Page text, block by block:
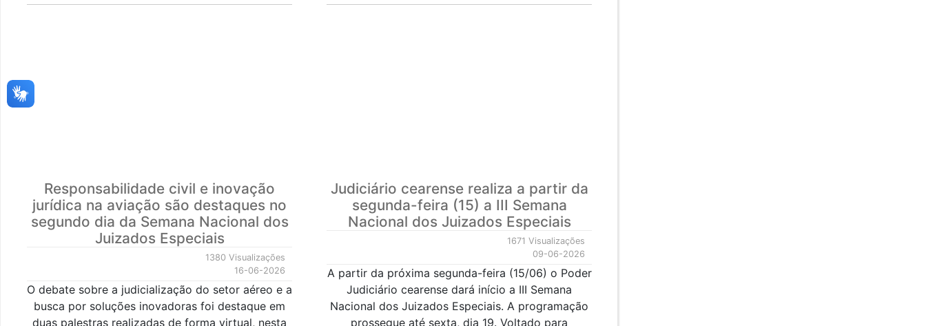
Responsabilidade civil e inovação
jurídica na aviação são destaques no
segundo dia da Semana Nacional dos
Juizados Especiais
1380 Visualizações
16-06-2026
O debate sobre a judicialização do setor aéreo e a
busca por soluções inovadoras foi destaque em
duas palestras realizadas de forma virtual, nesta
Judiciário cearense realiza a partir da
segunda-feira (15) a III Semana
Nacional dos Juizados Especiais
1671 Visualizações
09-06-2026
A partir da próxima segunda-feira (15/06) o Poder
Judiciário cearense dará início a III Semana
Nacional dos Juizados Especiais. A programação
prossegue até sexta, dia 19. Voltado para